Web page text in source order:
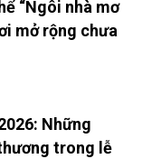
“Ngôi nhà mơ
mở rộng chưa
Những
trong lễ